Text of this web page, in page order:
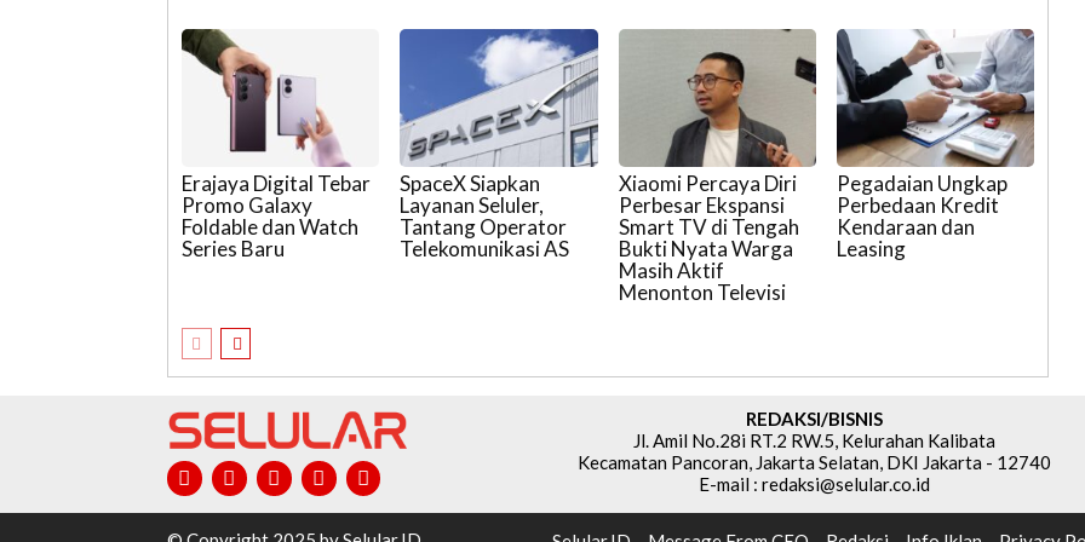
Erajaya Digital Tebar
Promo Galaxy
Foldable dan Watch
Series Baru
SpaceX Siapkan
Layanan Seluler,
Tantang Operator
Telekomunikasi AS
Xiaomi Percaya Diri
Perbesar Ekspansi
Smart TV di Tengah
Bukti Nyata Warga
Masih Aktif
Menonton Televisi
Pegadaian Ungkap
Perbedaan Kredit
Kendaraan dan
Leasing
REDAKSI/BISNIS
Jl. Amil No.28i RT.2 RW.5, Kelurahan Kalibata
Kecamatan Pancoran, Jakarta Selatan, DKI Jakarta - 12740
E-mail : redaksi@selular.co.id